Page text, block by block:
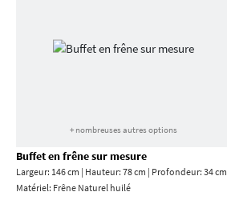
+ nombreuses autres options
Buffet en frêne sur mesure
Largeur: 146 cm | Hauteur: 78 cm | Profondeur: 34 cm
Matériel: Frêne Naturel huilé